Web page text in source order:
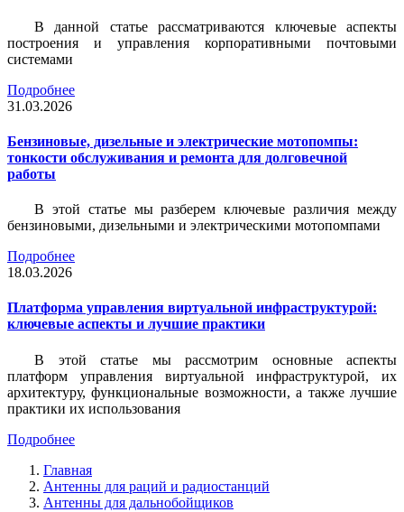
В данной статье рассматриваются ключевые аспекты
построения и управления корпоративными почтовыми
системами
Подробнее
31.03.2026
Бензиновые, дизельные и электрические мотопомпы:
тонкости обслуживания и ремонта для долговечной
работы
В этой статье мы разберем ключевые различия между
бензиновыми, дизельными и электрическими мотопомпами
Подробнее
18.03.2026
Платформа управления виртуальной инфраструктурой:
ключевые аспекты и лучшие практики
В этой статье мы рассмотрим основные аспекты
платформ управления виртуальной инфраструктурой, их
архитектуру, функциональные возможности, а также лучшие
практики их использования
Подробнее
Главная
Антенны для раций и радиостанций
Антенны для дальнобойщиков